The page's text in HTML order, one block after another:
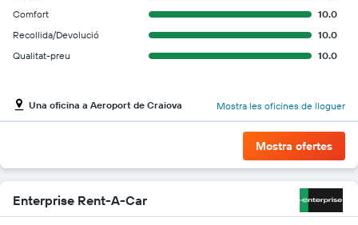
Comfort
10.0
Recollida/Devolució
10.0
Qualitat-preu
10.0
Una oficina a Aeroport de Craiova Mostra les oficines de lloguer
Mostra ofertes
Enterprise Rent-A-Car